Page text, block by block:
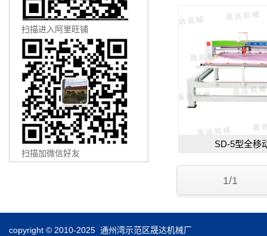
扫描进入阿里旺铺
扫描加微信好友
SD-5型全移
1/1
copyright © 2010-2025 通州湾示范区晟达机械厂